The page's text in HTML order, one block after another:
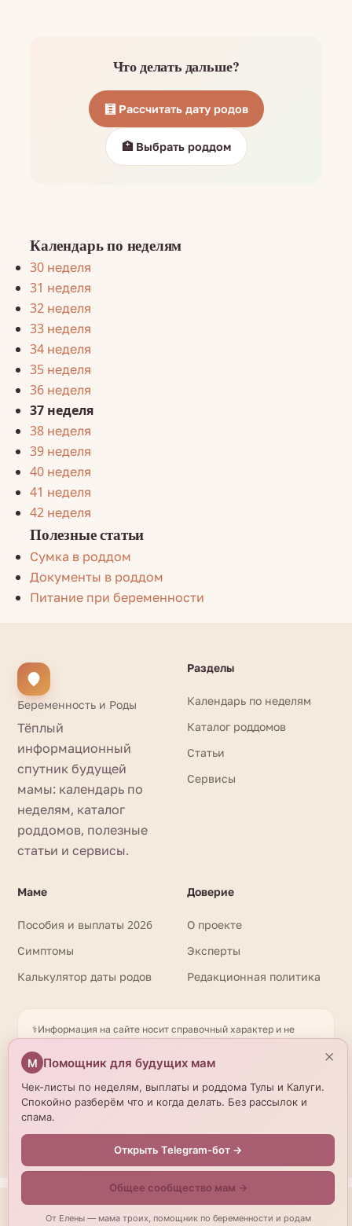
Календарь по неделям
30 неделя
31 неделя
32 неделя
33 неделя
34 неделя
35 неделя
36 неделя
37 неделя
38 неделя
39 неделя
40 неделя
41 неделя
42 неделя
Полезные статьи
Сумка в роддом
Документы в роддом
Питание при беременности
Что делать дальше?
🧮 Рассчитать дату родов
🏥 Выбрать роддом
Беременность и Роды
Тёплый
информационный
спутник будущей
мамы: календарь по
неделям, каталог
роддомов, полезные
статьи и сервисы.
Разделы
Календарь по неделям
Каталог роддомов
Статьи
Сервисы
Маме
Пособия и выплаты 2026
Симптомы
Калькулятор даты родов
Доверие
О проекте
Эксперты
Редакционная политика
⚕️Информация на сайте носит справочный характер и не
здоровья обращайтесь к квалифицированному
специалисту. Имеются противопоказания. Необходима
консультация специалиста. Данные о роддомах получены
из открытых источников и могут отличаться от актуальной
информации — уточняйте по телефону. © 2026
beremennostirody.ru
Мы используем cookies.Подробнее
М Помощник для будущих мам
Чек-листы по неделям, выплаты и роддома Тулы и Калуги.
Спокойно разберём что и когда делать. Без рассылок и
спама.
Открыть Telegram-бот →
Общее сообщество мам →
От Елены — мама троих, помощник по беременности и родам
×